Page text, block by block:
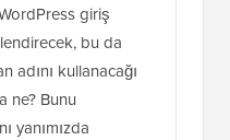
giriş
bu da
adını kullanacağı
ne? Bunu
yanımızda